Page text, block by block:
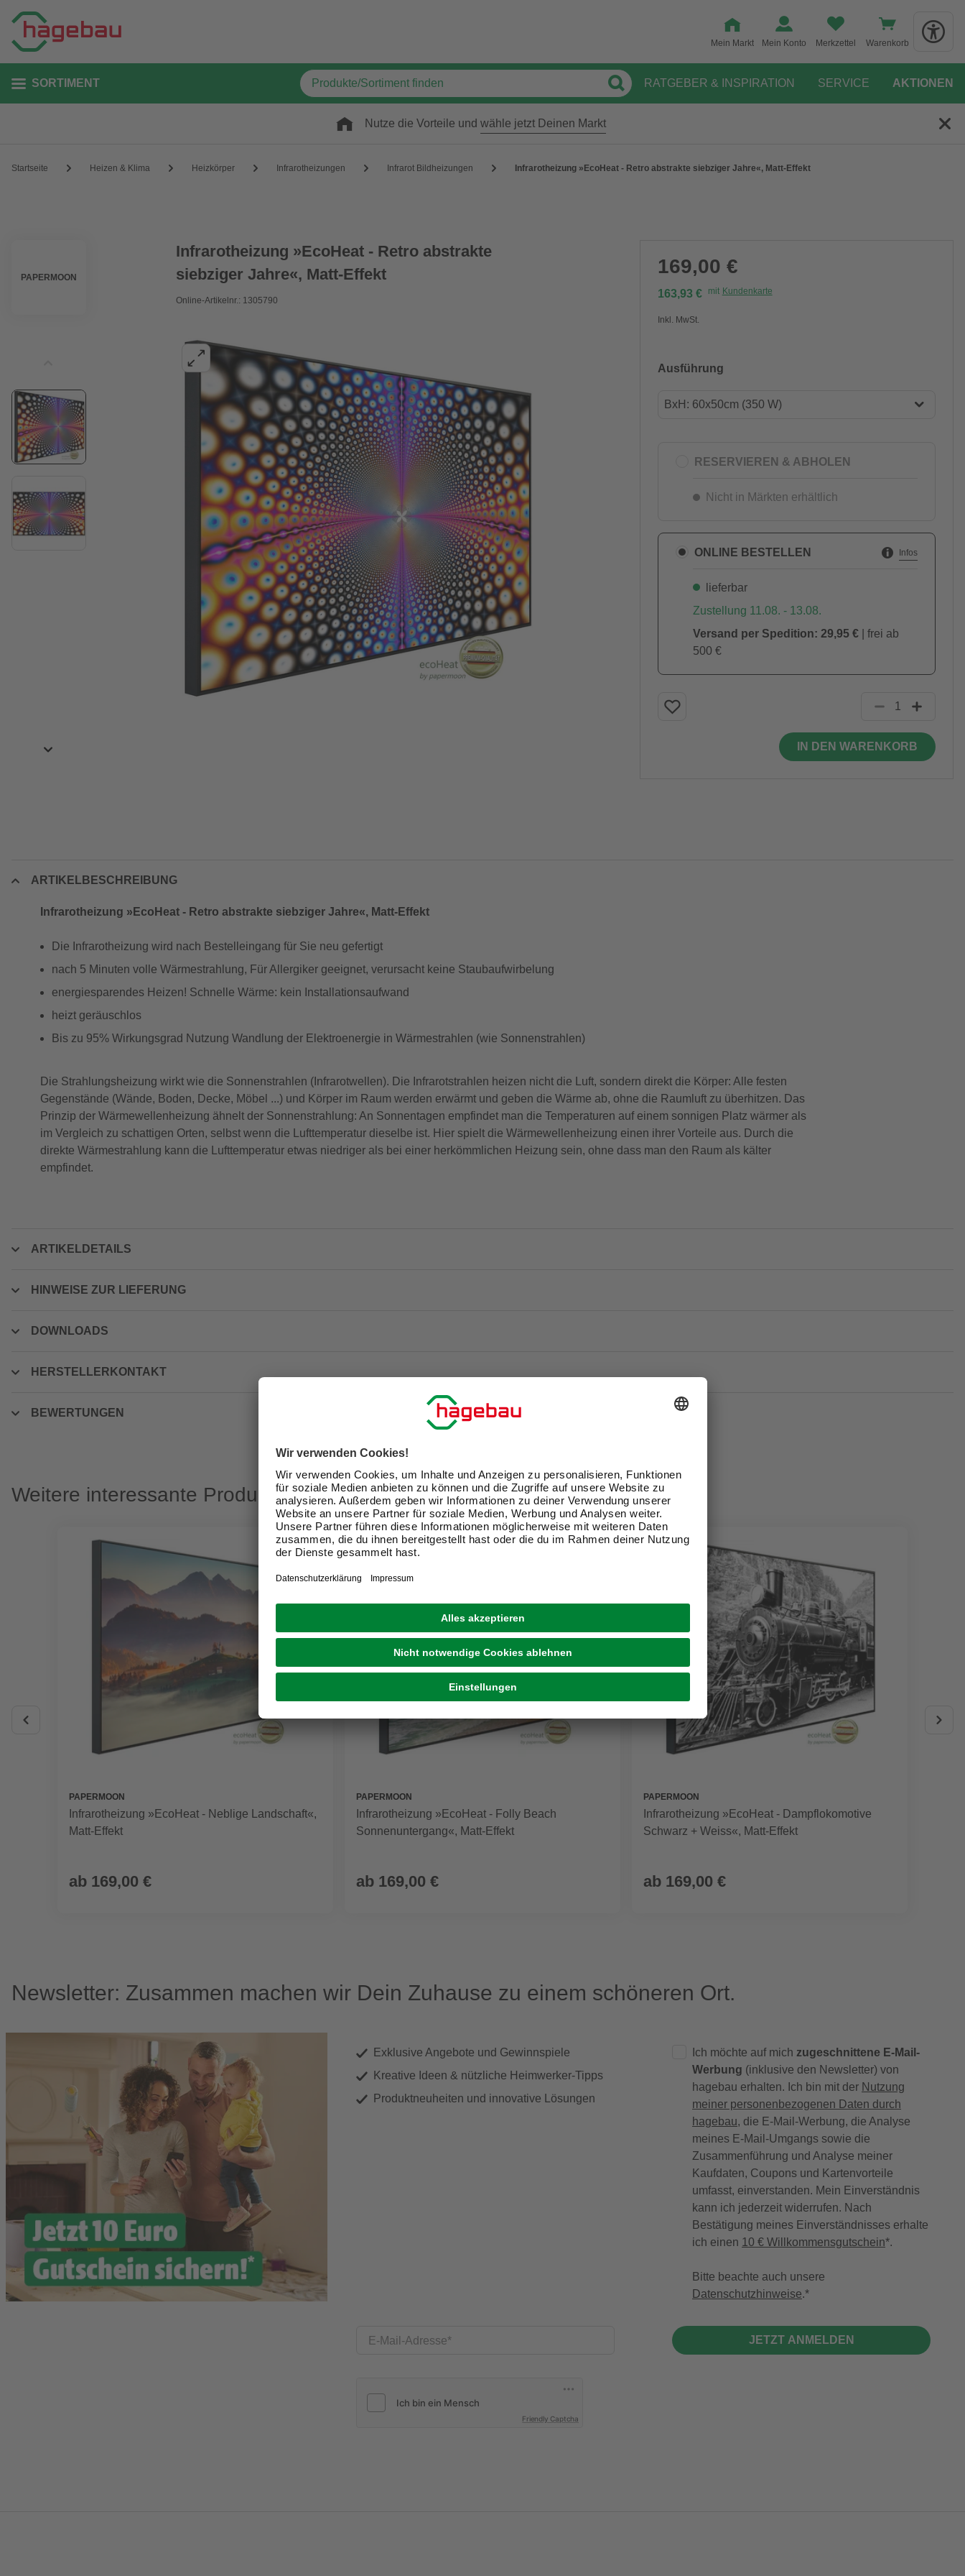
Mein Markt Mein Konto Merkzettel Warenkorb
SORTIMENT RATGEBER & INSPIRATION SERVICE AKTIONEN
Nutze die Vorteile und wähle jetzt Deinen Markt
Startseite Heizen & Klima Heizkörper Infrarotheizungen Infrarot Bildheizungen Infrarotheizung »EcoHeat - Retro abstrakte siebziger Jahre«, Matt-Effekt
PAPERMOON
Infrarotheizung »EcoHeat - Retro abstrakte
siebziger Jahre«, Matt-Effekt
Online-Artikelnr.: 1305790
169,00 €
163,93 € mit Kundenkarte
Inkl. MwSt.
Ausführung
BxH: 60x50cm (350 W)
BxH: 90x50cm (450 W)
BxH: 120x60cm (1000 W)
BxH: 120x60cm (1200 W)
RESERVIEREN & ABHOLEN
Nicht in Märkten erhältlich
ONLINE BESTELLEN Infos
lieferbar
Zustellung 11.08. - 13.08.
Versand per Spedition: 29,95 €| frei ab
500 €
IN DEN WARENKORB
ARTIKELBESCHREIBUNG
Infrarotheizung »EcoHeat - Retro abstrakte siebziger Jahre«, Matt-Effekt
Die Infrarotheizung wird nach Bestelleingang für Sie neu gefertigt
nach 5 Minuten volle Wärmestrahlung, Für Allergiker geeignet, verursacht keine Staubaufwirbelung
energiesparendes Heizen! Schnelle Wärme: kein Installationsaufwand
heizt geräuschlos
Bis zu 95% Wirkungsgrad Nutzung Wandlung der Elektroenergie in Wärmestrahlen (wie Sonnenstrahlen)
Die Strahlungsheizung wirkt wie die Sonnenstrahlen (Infrarotwellen). Die Infrarotstrahlen heizen nicht die Luft, sondern direkt die Körper: Alle festen
Gegenstände (Wände, Boden, Decke, Möbel ...) und Körper im Raum werden erwärmt und geben die Wärme ab, ohne die Raumluft zu überhitzen. Das
Prinzip der Wärmewellenheizung ähnelt der Sonnenstrahlung: An Sonnentagen empfindet man die Temperaturen auf einem sonnigen Platz wärmer als
im Vergleich zu schattigen Orten, selbst wenn die Lufttemperatur dieselbe ist. Hier spielt die Wärmewellenheizung einen ihrer Vorteile aus. Durch die
direkte Wärmestrahlung kann die Lufttemperatur etwas niedriger als bei einer herkömmlichen Heizung sein, ohne dass man den Raum als kälter
empfindet.
ARTIKELDETAILS
HINWEISE ZUR LIEFERUNG
DOWNLOADS
HERSTELLERKONTAKT
BEWERTUNGEN
Weitere interessante Produkte
PAPERMOON
Infrarotheizung »EcoHeat - Neblige Landschaft«,
Matt-Effekt
ab 169,00 €
PAPERMOON
Infrarotheizung »EcoHeat - Folly Beach
Sonnenuntergang«, Matt-Effekt
ab 169,00 €
PAPERMOON
Infrarotheizung »EcoHeat - Dampflokomotive
Schwarz + Weiss«, Matt-Effekt
ab 169,00 €
Newsletter: Zusammen machen wir Dein Zuhause zu einem schöneren Ort.
Exklusive Angebote und Gewinnspiele
Kreative Ideen & nützliche Heimwerker-Tipps
Produktneuheiten und innovative Lösungen
E-Mail-Adresse
Friendly Captcha
Ich möchte auf mich zugeschnittene E-Mail-
Werbung (inklusive den Newsletter) von
hagebau erhalten. Ich bin mit der Nutzung
meiner personenbezogenen Daten durch
hagebau, die E-Mail-Werbung, die Analyse
meines E-Mail-Umgangs sowie die
Zusammenführung und Analyse meiner
Kaufdaten, Coupons und Kartenvorteile
umfasst, einverstanden. Mein Einverständnis
kann ich jederzeit widerrufen. Nach
Bestätigung meines Einverständnisses erhalte
ich einen 10 € Willkommensgutschein*.
Bitte beachte auch unsere
Datenschutzhinweise.
JETZT ANMELDEN